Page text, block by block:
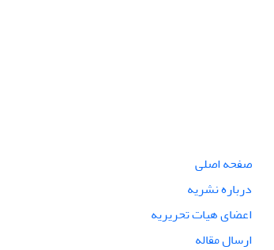
صفحه اصلی
درباره نشریه
اعضای هیات تحریریه
ارسال مقاله